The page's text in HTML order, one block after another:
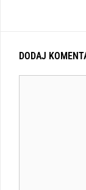
DODAJ